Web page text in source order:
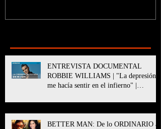
ENTREVISTA DOCUMENTAL
ROBBIE WILLIAMS | "La depresión
me hacía sentir en el infierno" |
BETTER MAN: De lo ORDINARIO a